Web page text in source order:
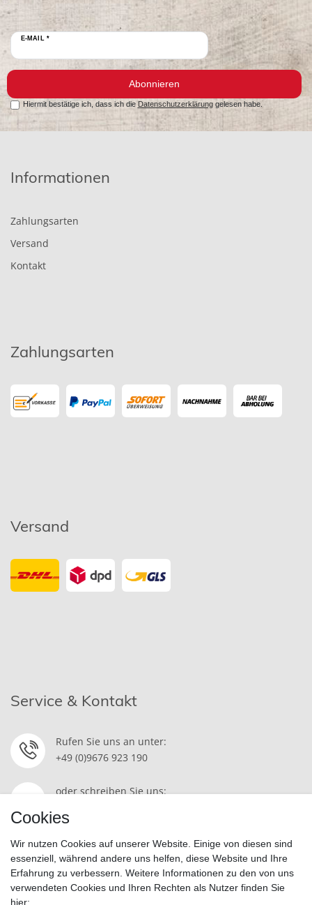
E-MAIL *
Abonnieren
Hiermit bestätige ich, dass ich die Datenschutzerklärunggelesen habe.
Informationen
Zahlungsarten
Versand
Kontakt
Zahlungsarten
Versand
Service & Kontakt
Rufen Sie uns an unter:
+49 (0)9676 923 190
oder schreiben Sie uns:
Widerrufsrecht | Datenschutzerklärung | AGB | Impressum
Cookies
Wir nutzen Cookies auf unserer Website. Einige von diesen sind
essenziell, während andere uns helfen, diese Website und Ihre
Erfahrung zu verbessern. Weitere Informationen zu den von uns
verwendeten Cookies und Ihren Rechten als Nutzer finden Sie
hier: